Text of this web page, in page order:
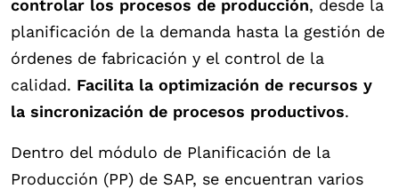
controlar los procesos de producción, desde la
planificación de la demanda hasta la gestión de
órdenes de fabricación y el control de la
calidad. Facilita la optimización de recursos y
la sincronización de procesos productivos.
Dentro del módulo de Planificación de la
Producción (PP) de SAP, se encuentran varios